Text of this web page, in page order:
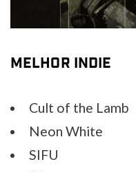
MELHOR INDIE
Cult of the Lamb
Neon White
SIFU